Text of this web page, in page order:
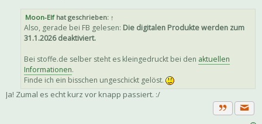
Moon-Elfhat geschrieben: ↑
Also, gerade bei FB gelesen: Die digitalen Produkte werden zum
31.1.2026 deaktiviert.
Bei stoffe.de selber steht es kleingedruckt bei den aktuellen
Informationen.
Finde ich ein bisschen ungeschickt gelöst.
Ja! Zumal es echt kurz vor knapp passiert. :/
Zitat